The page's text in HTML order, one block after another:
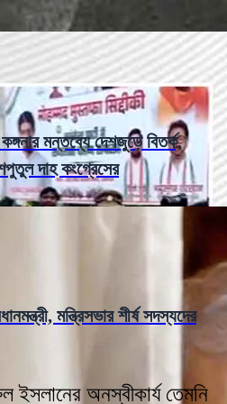
মন্তব্যে দেশজুড়ে বিতর্ক,
দাহ কংগ্রেসের
মন্ত্রিসভার শীর্ষ সদস্যদের
ইসলানের অনস্বীকার্য তেমনি